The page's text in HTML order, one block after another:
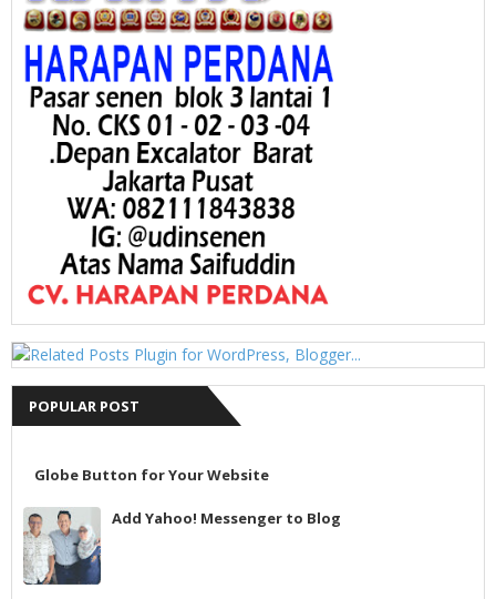
POPULAR POST
Globe Button for Your Website
Add Yahoo! Messenger to Blog